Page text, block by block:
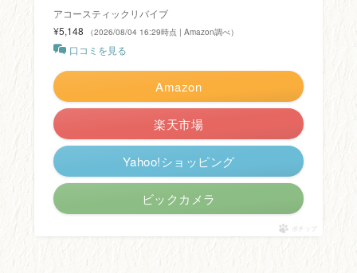
アコースティックリバイブ
¥5,148
（2026/08/04 16:29時点 | Amazon調べ）
口コミを見る
Amazon
楽天市場
Yahoo!ショッピング
ビックカメラ
ポチップ